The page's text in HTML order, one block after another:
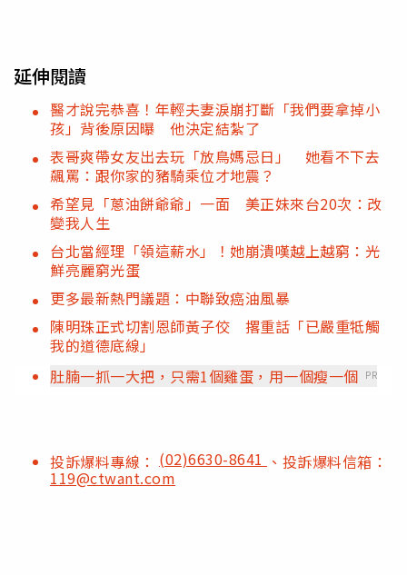
延伸閱讀
醫才說完恭喜！年輕夫妻淚崩打斷「我們要拿掉小
孩」背後原因曝 他決定結紮了
表哥爽帶女友出去玩「放鳥媽忌日」 她看不下去
飆罵：跟你家的豬騎乘位才地震？
希望見「蔥油餅爺爺」一面 美正妹來台20次：改
變我人生
台北當經理「領這薪水」！她崩潰嘆越上越窮：光
鮮亮麗窮光蛋
更多最新熱門議題：中聯致癌油風暴
陳明珠正式切割恩師黃子佼 撂重話「已嚴重牴觸
我的道德底線」
肚腩一抓一大把，只需1個雞蛋，用一個瘦一個 PR
投訴爆料專線： (02)6630-8641 、投訴爆料信箱：
119@ctwant.com